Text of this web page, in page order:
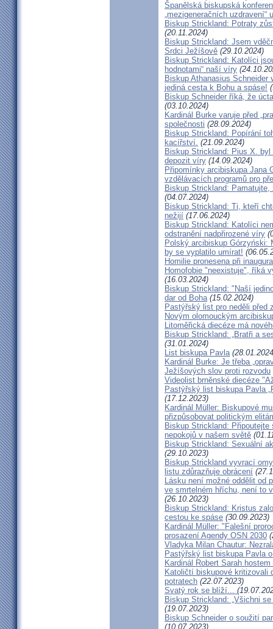
Španělská biskupská
„mezigeneračních
Biskup Strickland: Potraty
(20.11.2024)
Biskup Strickland: Jsem
Srdci Ježíšově (29.10.2024)
Biskup Strickland: Katolíci
hodnotami“ naší víry
Biskup Athanasius
jediná cesta k Bohu a spáse!
Biskup Schneider říká, že
(03.10.2024)
Kardinál Burke varuje před
společnosti (28.09.2024)
Biskup Strickland: Popírání
kacířství. (21.09.2024)
Biskup Strickland: Pius X.
depozit víry (14.09.2024)
Připomínky arcibiskupa Jana
vzdělávacích programů pro
Biskup Strickland:
(04.07.2024)
Biskup Strickland: Ti, kteří
nežijí (17.06.2024)
Biskup Strickland: Katolíci
odstranění nadpřirozené víry
Polský arcibiskup Górzyński:
by se vyplatilo umírat!
Homilie pronesena při
Homofobie "neexistuje", říká
(16.03.2024)
Biskup Strickland: "Naší
dar od Boha(15.02.2024)
Pastýřský list pro neděli před
Novým olomouckým
Litoměřická diecéze má
Biskup Strickland: „Bratři a
(31.01.2024)
List biskupa Pavla
Kardinál Burke: Je třeba
Ježíšových slov proti rozvodu
Videolist brněnské diecéze
Pastýřský list biskupa Pavla
(17.12.2023)
Kardinál Müller: Biskupové
přizpůsobovat politickým
Biskup Strickland:
nepokojů v našem světě
Biskup Strickland: Sexuální
(29.10.2023)
Biskup Strickland vyvrací
listu zdůrazňuje obrácení
Lásku není možné oddělit od
ve smrtelném hříchu, není to
(26.10.2023)
Biskup Strickland: Kristus
cestou ke spáse (30.09.2023)
Kardinál Müller: "Falešní
prosazení Agendy OSN 2030
Vladyka Milan Chautur:
Pastýřský list biskupa Pavla
Kardinál Robert Sarah
Katoličtí biskupové kritizovali
potratech (22.07.2023)
Svatý rok se blíží...
Biskup Strickland: „Všichni
(19.07.2023)
Biskup Schneider o soužití
(10.07.2023)